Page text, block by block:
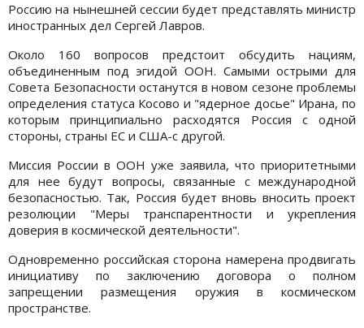
Россию на нынешней сессии будет представлять министр
иностранных дел Сергей Лавров.
Около 160 вопросов предстоит обсудить нациям,
объединенным под эгидой ООН. Самыми острыми для
Совета Безопасности останутся в новом сезоне проблемы
определения статуса Косово и "ядерное досье" Ирана, по
которым принципиально расходятся Россия с одной
стороны, страны ЕС и США-с другой.
Миссия России в ООН уже заявила, что приоритетными
для нее будут вопросы, связанные с международной
безопасностью. Так, Россия будет вновь вносить проект
резолюции "Меры транспарентности и укрепления
доверия в космической деятельности".
Одновременно российская сторона намерена продвигать
инициативу по заключению договора о полном
запрещении размещения оружия в космическом
пространстве.